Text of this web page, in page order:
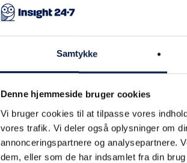
Samtykke
Denne hjemmeside bruger cookies
Vi bruger cookies til at tilpasse vores
vores trafik. Vi deler også oplysninger om
annonceringspartnere og analysepartnere.
dem, eller som de har indsamlet fra din
Kultur, forlystelser og
Landbrug, skovbrug og
fiskeri